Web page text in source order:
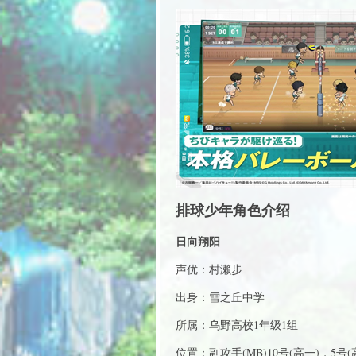
排球少年角色介绍
日向翔阳
声优：村濑步
出身：雪之丘中学
所属：乌野高校1年级1组
位置：副攻手(MB)10号(高一)，5号(